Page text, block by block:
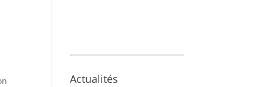
Actualités